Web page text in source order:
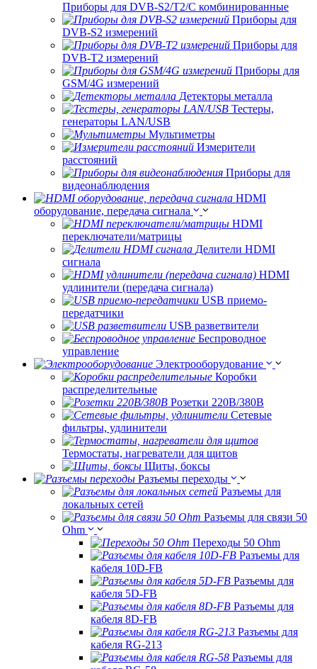
Приборы для DVB-S2/T2/C комбинированные
Приборы для
DVB-S2 измерений
Приборы для
DVB-T2 измерений
Приборы для
GSM/4G измерений
Детекторы металла
Тестеры,
генераторы LAN/USB
Мультиметры
Измерители
расстояний
Приборы для
видеонаблюдения
HDMI
оборудование, передача сигнала
HDMI
переключатели/матрицы
Делители HDMI
сигнала
HDMI
удлинители (передача сигнала)
USB приемо-
передатчики
USB разветвители
Беспроводное
управление
Электрооборудование
Коробки
распределительные
Розетки 220В/380В
Сетевые
фильтры, удлинители
Термостаты, нагреватели для щитов
Щиты, боксы
Разъемы переходы
Разъемы для
локальных сетей
Разъемы для связи 50
Ohm
Переходы 50 Ohm
Разъемы для
кабеля 10D-FB
Разъемы для
кабеля 5D-FB
Разъемы для
кабеля 8D-FB
Разъемы для
кабеля RG-213
Разъемы для